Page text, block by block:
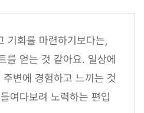
기회를 마련하기보다는,
를 얻는 것 같아요. 일상에
변에 경험하고 느끼는 것
여다보려 노력하는 편입